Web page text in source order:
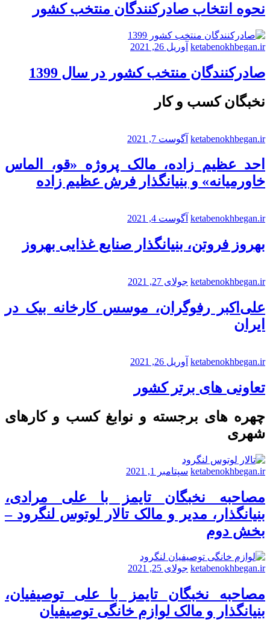
نحوه انتخاب صادرکنندگان منتخب کشور
ketabenokhbegan.ir آوریل 26, 2021
صادرکنندگان منتخب کشور در سال 1399
نخبگان کسب و کار
ketabenokhbegan.ir آگوست 7, 2021
احد عظیم زاده، مالک پروژه «قو، الماس
خاورمیانه» و بنیانگذار فرش عظیم زاده
ketabenokhbegan.ir آگوست 4, 2021
بهروز فروتن، بنیانگذار صنایع غذایی بهروز
ketabenokhbegan.ir جولای 27, 2021
علی‌اکبر رفوگران، موسس کارخانه بیک در
ایران
ketabenokhbegan.ir آوریل 26, 2021
تعاونی های برتر کشور
چهره های برجسته و نوابغ کسب و کارهای
شهری
ketabenokhbegan.ir سپتامبر 1, 2021
مصاحبه نخبگان تایمز با علی مرادی،
بنیانگذار، مدیر و مالک تالار لوتوس لنگرود –
بخش دوم
ketabenokhbegan.ir جولای 25, 2021
مصاحبه نخبگان تایمز با علی توصیفیان،
بنیانگذار و مالک لوازم خانگی توصیفیان